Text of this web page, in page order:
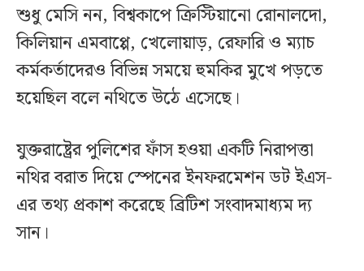
শুধু মেসি নন, বিশ্বকাপে ক্রিস্টিয়ানো রোনালদো,
কিলিয়ান এমবাপ্পে, খেলোয়াড়, রেফারি ও ম্যাচ
কর্মকর্তাদেরও বিভিন্ন সময়ে হুমকির মুখে পড়তে
হয়েছিল বলে নথিতে উঠে এসেছে।
যুক্তরাষ্ট্রের পুলিশের ফাঁস হওয়া একটি নিরাপত্তা
নথির বরাত দিয়ে স্পেনের ইনফরমেশন ডট ইএস-
এর তথ্য প্রকাশ করেছে ব্রিটিশ সংবাদমাধ্যম দ্য
সান।